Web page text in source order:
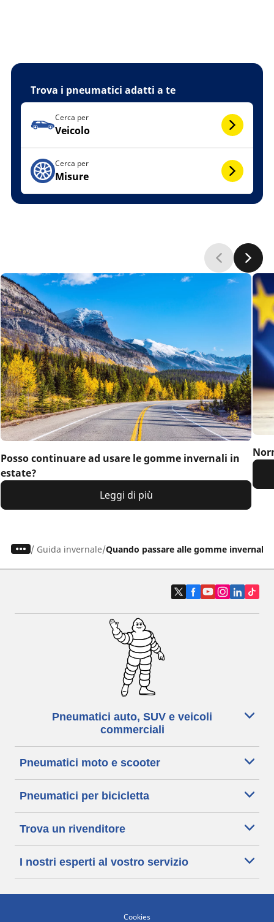
Trova i pneumatici adatti a te
Cerca per
Veicolo
Cerca per
Misure
Posso continuare ad usare le gomme invernali in
estate?
Leggi di più
/ Guida invernale Quando passare alle gomme invernali
Pneumatici auto, SUV e veicoli
commerciali
Pneumatici moto e scooter
Pneumatici per bicicletta
Trova un rivenditore
I nostri esperti al vostro servizio
Cookies